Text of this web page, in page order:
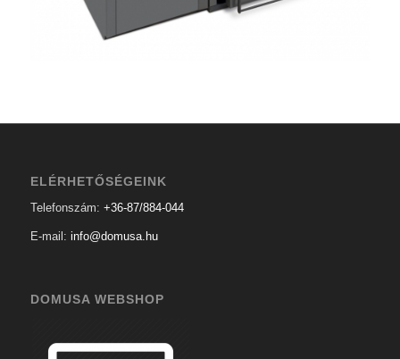
ELÉRHETŐSÉGEINK
Telefonszám: +36-87/884-044
E-mail: info@domusa.hu
DOMUSA WEBSHOP